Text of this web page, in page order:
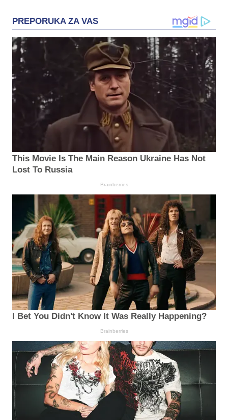
PREPORUKA ZA VAS
This Movie Is The Main Reason Ukraine Has Not
Lost To Russia
Brainberries
I Bet You Didn't Know It Was Really Happening?
Brainberries